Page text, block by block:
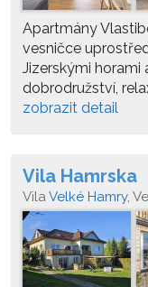
Apartmány
vesničce
Jizerskými horami
dobrodružství,
zobrazit detail
Vila Hamrska
VilaVelké Hamry,